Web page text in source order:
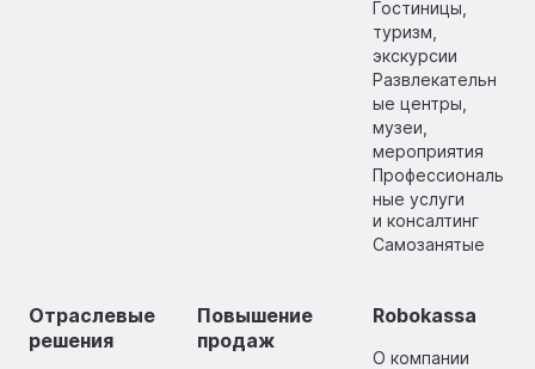
Гостиницы,
туризм,
экскурсии
Развлекательн
ые центры,
музеи,
мероприятия
Профессиональ
ные услуги
и консалтинг
Самозанятые
Отраслевые
решения
Повышение
продаж
Robokassa
О компании